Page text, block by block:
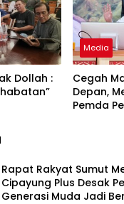
Dollah :
Media
Cegah
Depan,
Pemda
Rapat Rakyat Sumut
Cipayung Plus Desak
Generasi Muda Jadi